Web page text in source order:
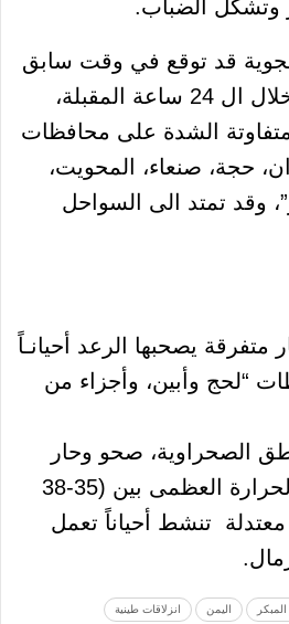
وتشكل الضباب.
قد توقع في وقت سابق
اليوم بنشرته الجوية خلال ال 24 ساعة المقبلة،
الشدة على محافظات
حجة، صنعاء، المحويت،
وقد تمتد الى السواحل
يصحبها الرعد أحيانـاً
“لحج وأبين، وأجزاء من
الصحراوية، صحو وحار
حيث تتراوح درجات الحرارة العظمى بين (35-38
معتدلة تنشط أحياناً تعمل
المبكر اليمن انزلاقات طينية